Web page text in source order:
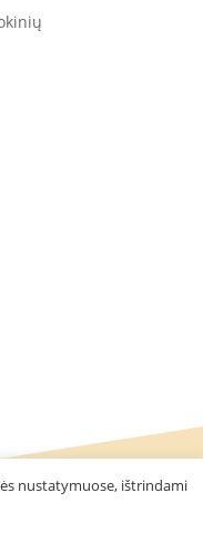
nustatymuose, ištrindami